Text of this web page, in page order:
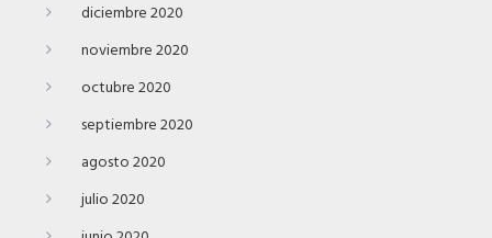
diciembre 2020
noviembre 2020
octubre 2020
septiembre 2020
agosto 2020
julio 2020